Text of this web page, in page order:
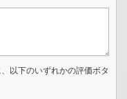
以下のいずれかの評価ボタ